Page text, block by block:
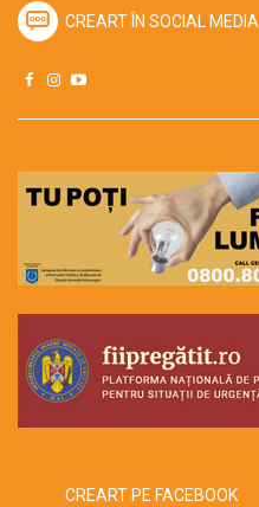
CREART ÎN SOCIAL MEDIA
CREART PE FACEBOOK